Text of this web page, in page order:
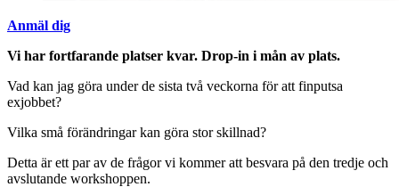
Anmäl dig
Vi har fortfarande platser kvar. Drop-in i mån av plats.
Vad kan jag göra under de sista två veckorna för att finputsa
exjobbet?
Vilka små förändringar kan göra stor skillnad?
Detta är ett par av de frågor vi kommer att besvara på den tredje och
avslutande workshoppen.